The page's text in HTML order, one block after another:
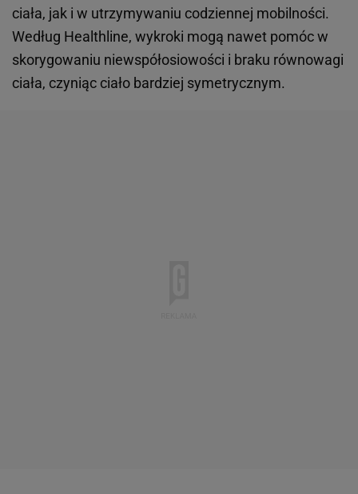
ciała, jak i w utrzymywaniu codziennej mobilności.
Według Healthline, wykroki mogą nawet pomóc w
skorygowaniu niewspółosiowości i braku równowagi
ciała, czyniąc ciało bardziej symetrycznym.